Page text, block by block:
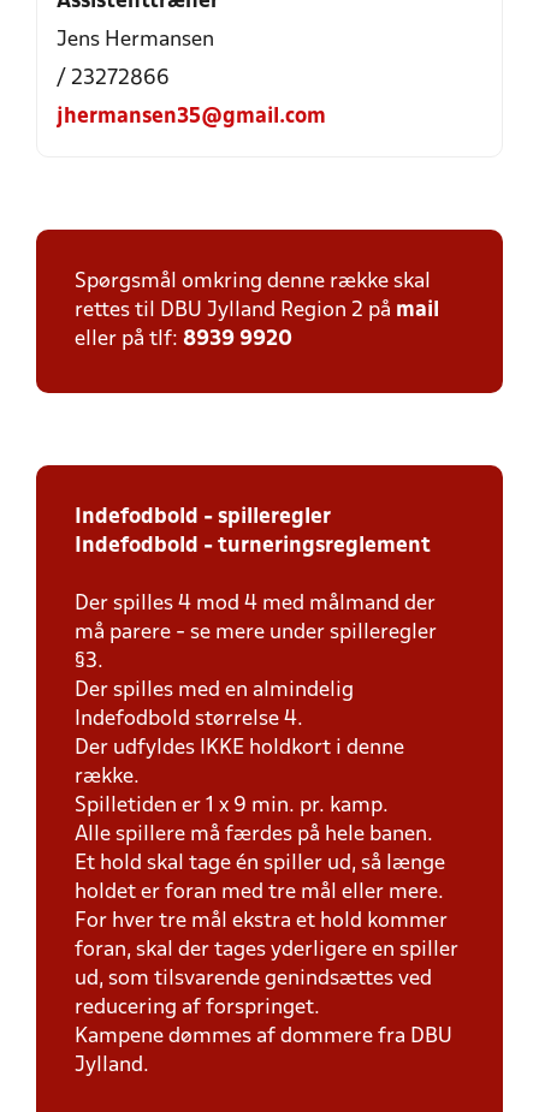
Jens Hermansen
/ 23272866
jhermansen35@gmail.com
Spørgsmål omkring denne række skal
rettes til DBU Jylland Region 2 på mail
eller på tlf: 8939 9920
Indefodbold - spilleregler
Indefodbold - turneringsreglement
Der spilles 4 mod 4 med målmand der
må parere - se mere under spilleregler
§3.
Der spilles med en almindelig
Indefodbold størrelse 4.
Der udfyldes IKKE holdkort i denne
række.
Spilletiden er 1 x 9 min. pr. kamp.
Alle spillere må færdes på hele banen.
Et hold skal tage én spiller ud, så længe
holdet er foran med tre mål eller mere.
For hver tre mål ekstra et hold kommer
foran, skal der tages yderligere en spiller
ud, som tilsvarende genindsættes ved
reducering af forspringet.
Kampene dømmes af dommere fra DBU
Jylland.